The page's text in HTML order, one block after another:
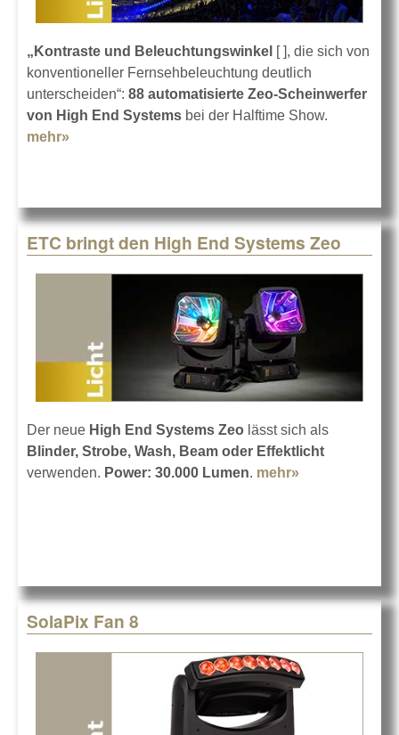
„Kontraste und Beleuchtungswinkel [ ], die sich von
konventioneller Fernsehbeleuchtung deutlich
unterscheiden“: 88 automatisierte Zeo-Scheinwerfer
von High End Systems bei der Halftime Show.
mehr»
ETC bringt den High End Systems Zeo
Der neue High End Systems Zeo lässt sich als
Blinder, Strobe, Wash, Beam oder Effektlicht
verwenden. Power: 30.000 Lumen. mehr»
SolaPix Fan 8